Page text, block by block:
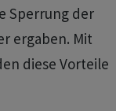
Sperrung der
ergaben. Mit
diese Vorteile